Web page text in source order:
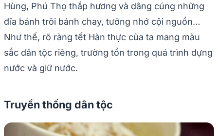
Hùng, Phú Thọ thắp hương và dâng cúng những
đĩa bánh trôi bánh chay, tưởng nhớ cội nguồn…
Như thế, rõ ràng tết Hàn thực của ta mang màu
sắc dân tộc riêng, trường tồn trong quá trình dựng
nước và giữ nước.
Truyền thống dân tộc